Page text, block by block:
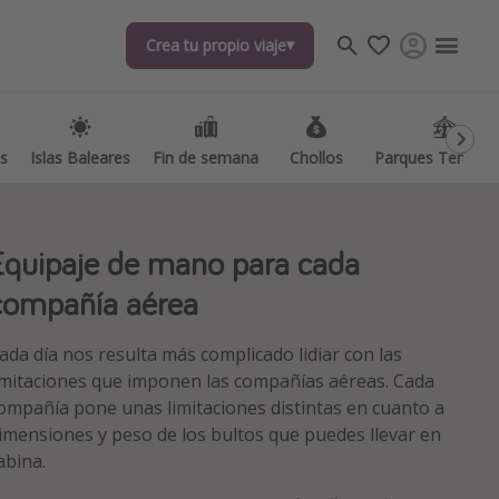
Crea tu propio viaje
Islas Baleares Fin de semana Chollos Parques
Crea tu propio viaje
Islas Baleares Fin de semana Chollos Parques
destinos
de mano para cada
aérea
día nos resulta más complicado lidiar con las
que imponen las compañías aéreas. Cada
pone unas limitaciones distintas en cuanto a
y peso de los bultos que puedes llevar en